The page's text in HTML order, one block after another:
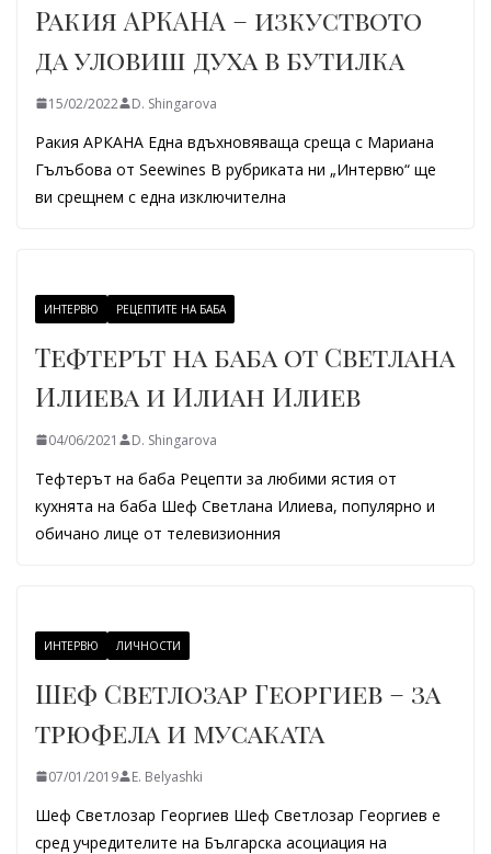
Ракия АРКАНА – изкуството
да уловиш духа в бутилка
15/02/2022 D. Shingarova
Ракия АРКАНА Една вдъхновяваща среща с Мариана
Гълъбова от Seewines В рубриката ни „Интервю“ ще
ви срещнем с една изключителна
ИНТЕРВЮ РЕЦЕПТИТЕ НА БАБА
Тефтерът на баба от Светлана
Илиева и Илиан Илиев
04/06/2021 D. Shingarova
Тефтерът на баба Рецепти за любими ястия от
кухнята на баба Шеф Светлана Илиева, популярно и
обичано лице от телевизионния
ИНТЕРВЮ ЛИЧНОСТИ
Шеф Светлозар Георгиев – за
трюфела и мусаката
07/01/2019 E. Belyashki
Шеф Светлозар Георгиев Шеф Светлозар Георгиев е
сред учредителите на Българска асоциация на